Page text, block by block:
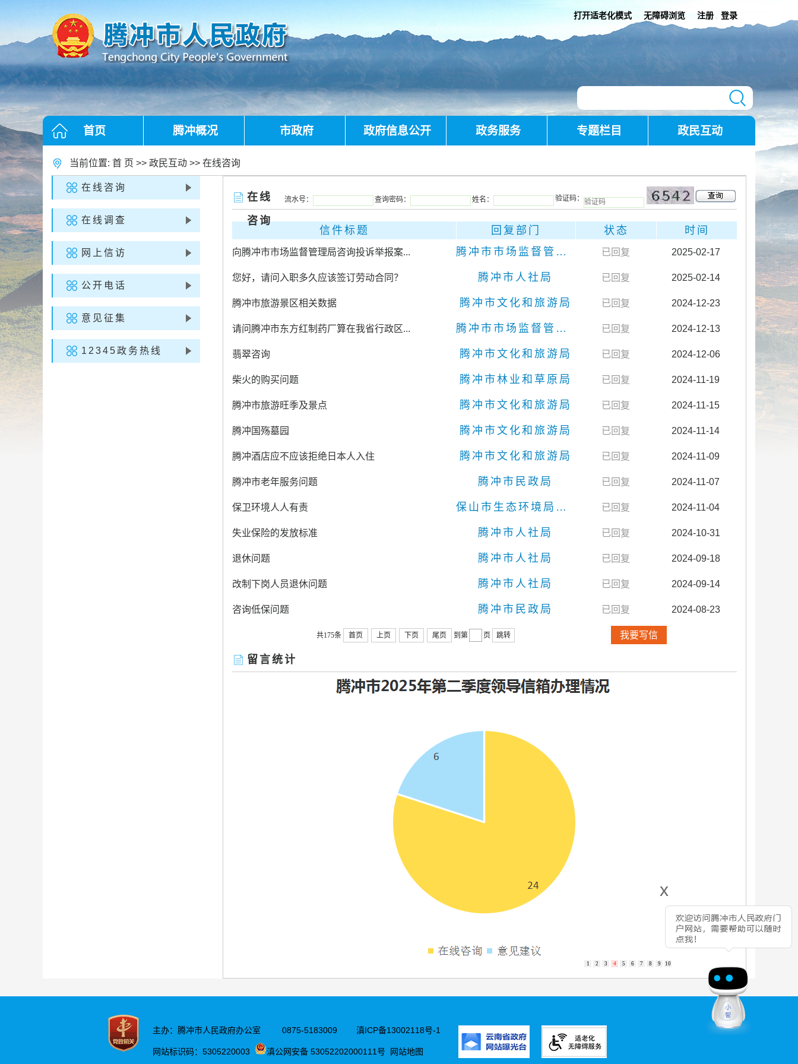
打开适老化模式 无障碍浏览 注册 登录
x
首页 腾冲概况 市政府 政府信息公开 政务服务 专题栏目 政民互动
当前位置: 首 页 >> 政民互动 >> 在线咨询
流水号： 查询密码： 姓名： 验证码：
在线
咨询
信件标题
回复部门 状态 时间
向腾冲市市场监督管理局咨询投诉举报案... 腾冲市市场监督管理局 已回复 2025-02-17
您好，请问入职多久应该签订劳动合同？ 腾冲市人社局 已回复 2025-02-14
腾冲市旅游景区相关数据 腾冲市文化和旅游局 已回复 2024-12-23
请问腾冲市东方红制药厂算在我省行政区... 腾冲市市场监督管理局 已回复 2024-12-13
翡翠咨询 腾冲市文化和旅游局 已回复 2024-12-06
柴火的购买问题 腾冲市林业和草原局 已回复 2024-11-19
腾冲市旅游旺季及景点 腾冲市文化和旅游局 已回复 2024-11-15
腾冲国殇墓园 腾冲市文化和旅游局 已回复 2024-11-14
腾冲酒店应不应该拒绝日本人入住 腾冲市文化和旅游局 已回复 2024-11-09
腾冲市老年服务问题 腾冲市民政局 已回复 2024-11-07
保卫环境人人有责 保山市生态环境局腾冲分局 已回复 2024-11-04
失业保险的发放标准 腾冲市人社局 已回复 2024-10-31
退休问题 腾冲市人社局 已回复 2024-09-18
改制下岗人员退休问题 腾冲市人社局 已回复 2024-09-14
咨询低保问题 腾冲市民政局 已回复 2024-08-23
共175条 首页 上页 下页 尾页 到第 页 跳转 我要写信
留言统计
1 2 3 4 5 6 7 8 9 10
在线咨询
在线调查
网上信访
公开电话
意见征集
12345政务热线